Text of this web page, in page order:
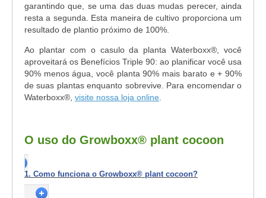
garantindo que, se uma das duas mudas perecer, ainda
resta a segunda. Esta maneira de cultivo proporciona um
resultado de plantio próximo de 100%.
Ao plantar com o casulo da planta Waterboxx®, você
aproveitará os Benefícios Triple 90: ao planificar você usa
90% menos água, você planta 90% mais barato e + 90%
de suas plantas enquanto sobrevive. Para encomendar o
Waterboxx®, visite nossa loja online
O uso do Growboxx® plant cocoon
1. Como funciona o Growboxx® plant cocoon?